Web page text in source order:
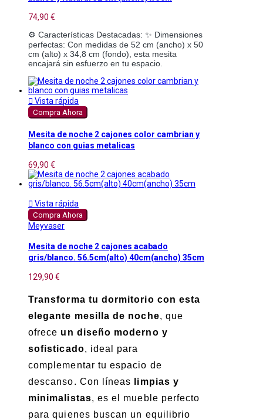
74,90 €
⚙️ Características Destacadas: ✨ Dimensiones
perfectas: Con medidas de 52 cm (ancho) x 50
cm (alto) x 34,8 cm (fondo), esta mesita
encajará sin esfuerzo en tu espacio.
 Vista rápida
Compra Ahora
Mesita de noche 2 cajones color cambrian y
blanco con guias metalicas
69,90 €
 Vista rápida
Compra Ahora
Meyvaser
Mesita de noche 2 cajones acabado
gris/blanco. 56.5cm(alto) 40cm(ancho) 35cm
129,90 €
Transforma tu dormitorio con esta
elegante mesilla de noche, que
ofrece un diseño moderno y
sofisticado, ideal para
complementar tu espacio de
descanso. Con líneas
limpias y
minimalistas, es el mueble perfecto
para quienes buscan un equilibrio